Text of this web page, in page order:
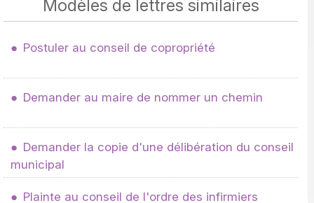
Modèles de lettres similaires
Postuler au conseil de copropriété
Demander au maire de nommer un chemin
Demander la copie d'une délibération du conseil
municipal
Plainte au conseil de l'ordre des infirmiers